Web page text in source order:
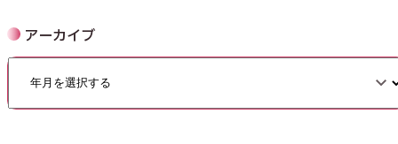
アーカイブ